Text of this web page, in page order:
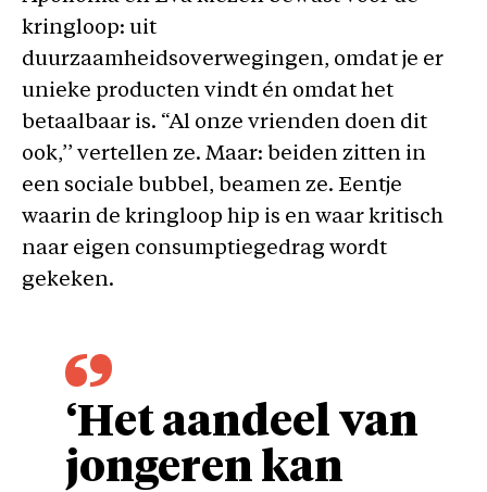
kringloop: uit
duurzaamheidsoverwegingen, omdat je er
unieke producten vindt én omdat het
betaalbaar is. “Al onze vrienden doen dit
ook,’’ vertellen ze. Maar: beiden zitten in
een sociale bubbel, beamen ze. Eentje
waarin de kringloop hip is en waar kritisch
naar eigen consumptiegedrag wordt
gekeken.
‘Het aandeel van
jongeren kan